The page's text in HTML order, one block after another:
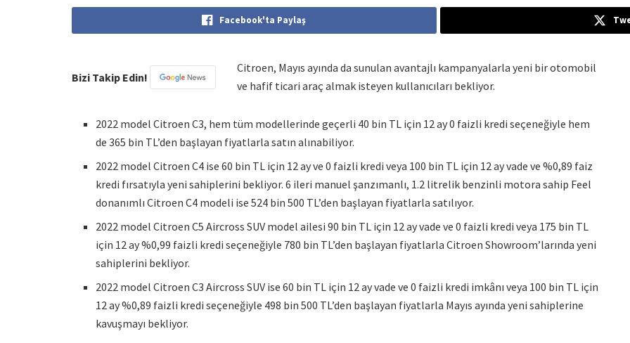
Facebook'ta Paylaş
Bizi Takip Edin!
Citroen, Mayıs ayında da sunulan avantajlı kampanyalarla yeni bir otomobil
ve hafif ticari araç almak isteyen kullanıcıları bekliyor.
2022 model Citroen C3, hem tüm modellerinde geçerli 40 bin TL için 12 ay 0 faizli kredi seçeneğiyle hem
de 365 bin TL’den başlayan fiyatlarla satın alınabiliyor.
2022 model Citroen C4 ise 60 bin TL için 12 ay ve 0 faizli kredi veya 100 bin TL için 12 ay vade ve %0,89 faiz
kredi fırsatıyla yeni sahiplerini bekliyor. 6 ileri manuel şanzımanlı, 1.2 litrelik benzinli motora sahip Feel
donanımlı Citroen C4 modeli ise 524 bin 500 TL’den başlayan fiyatlarla satılıyor.
2022 model Citroen C5 Aircross SUV model ailesi 90 bin TL için 12 ay vade ve 0 faizli kredi veya 175 bin TL
için 12 ay %0,99 faizli kredi seçeneğiyle 780 bin TL’den başlayan fiyatlarla Citroen Showroom’larında yeni
sahiplerini bekliyor.
2022 model Citroen C3 Aircross SUV ise 60 bin TL için 12 ay vade ve 0 faizli kredi imkânı veya 100 bin TL için
12 ay %0,89 faizli kredi seçeneğiyle 498 bin 500 TL’den başlayan fiyatlarla Mayıs ayında yeni sahiplerine
kavuşmayı bekliyor.